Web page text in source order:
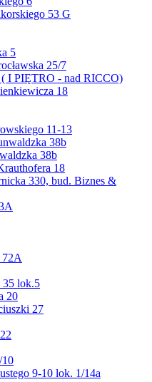
53 G
5
25/7
I PIĘTRO - nad RICCO)
18
11-13
38b
38b
18
330, bud. Biznes &
72A
35 lok.5
20
27
10
9-10 lok. 1/14a